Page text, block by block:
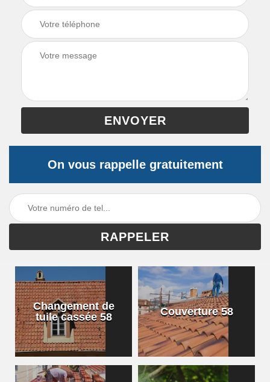
On vous rappelle gratuitement
Changement de
tuile cassée 58
Couverture 58